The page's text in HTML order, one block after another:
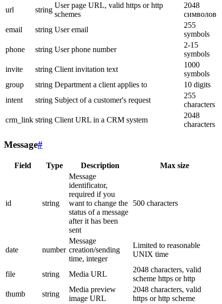
url
string
User page URL, valid https or http
schemes
2048
символов
email
string User email
255
symbols
phone
string User phone number
2-15
symbols
invite
string Client invitation text
1000
symbols
group
string Department a client applies to
10 digits
intent
string Subject of a customer's request
255
characters
crm_link string Client URL in a CRM system
2048
characters
Message#
Field Type Description Max size
id string
Message
identificator,
required if you
want to change the
status of a message
after it has been
sent
500 characters
date number
Message
creation/sending
time, integer
Limited to reasonable
UNIX time
file string Media URL
2048 characters, valid
scheme https or http
thumb
string
Media preview
image URL
2048 characters, valid
https or http scheme